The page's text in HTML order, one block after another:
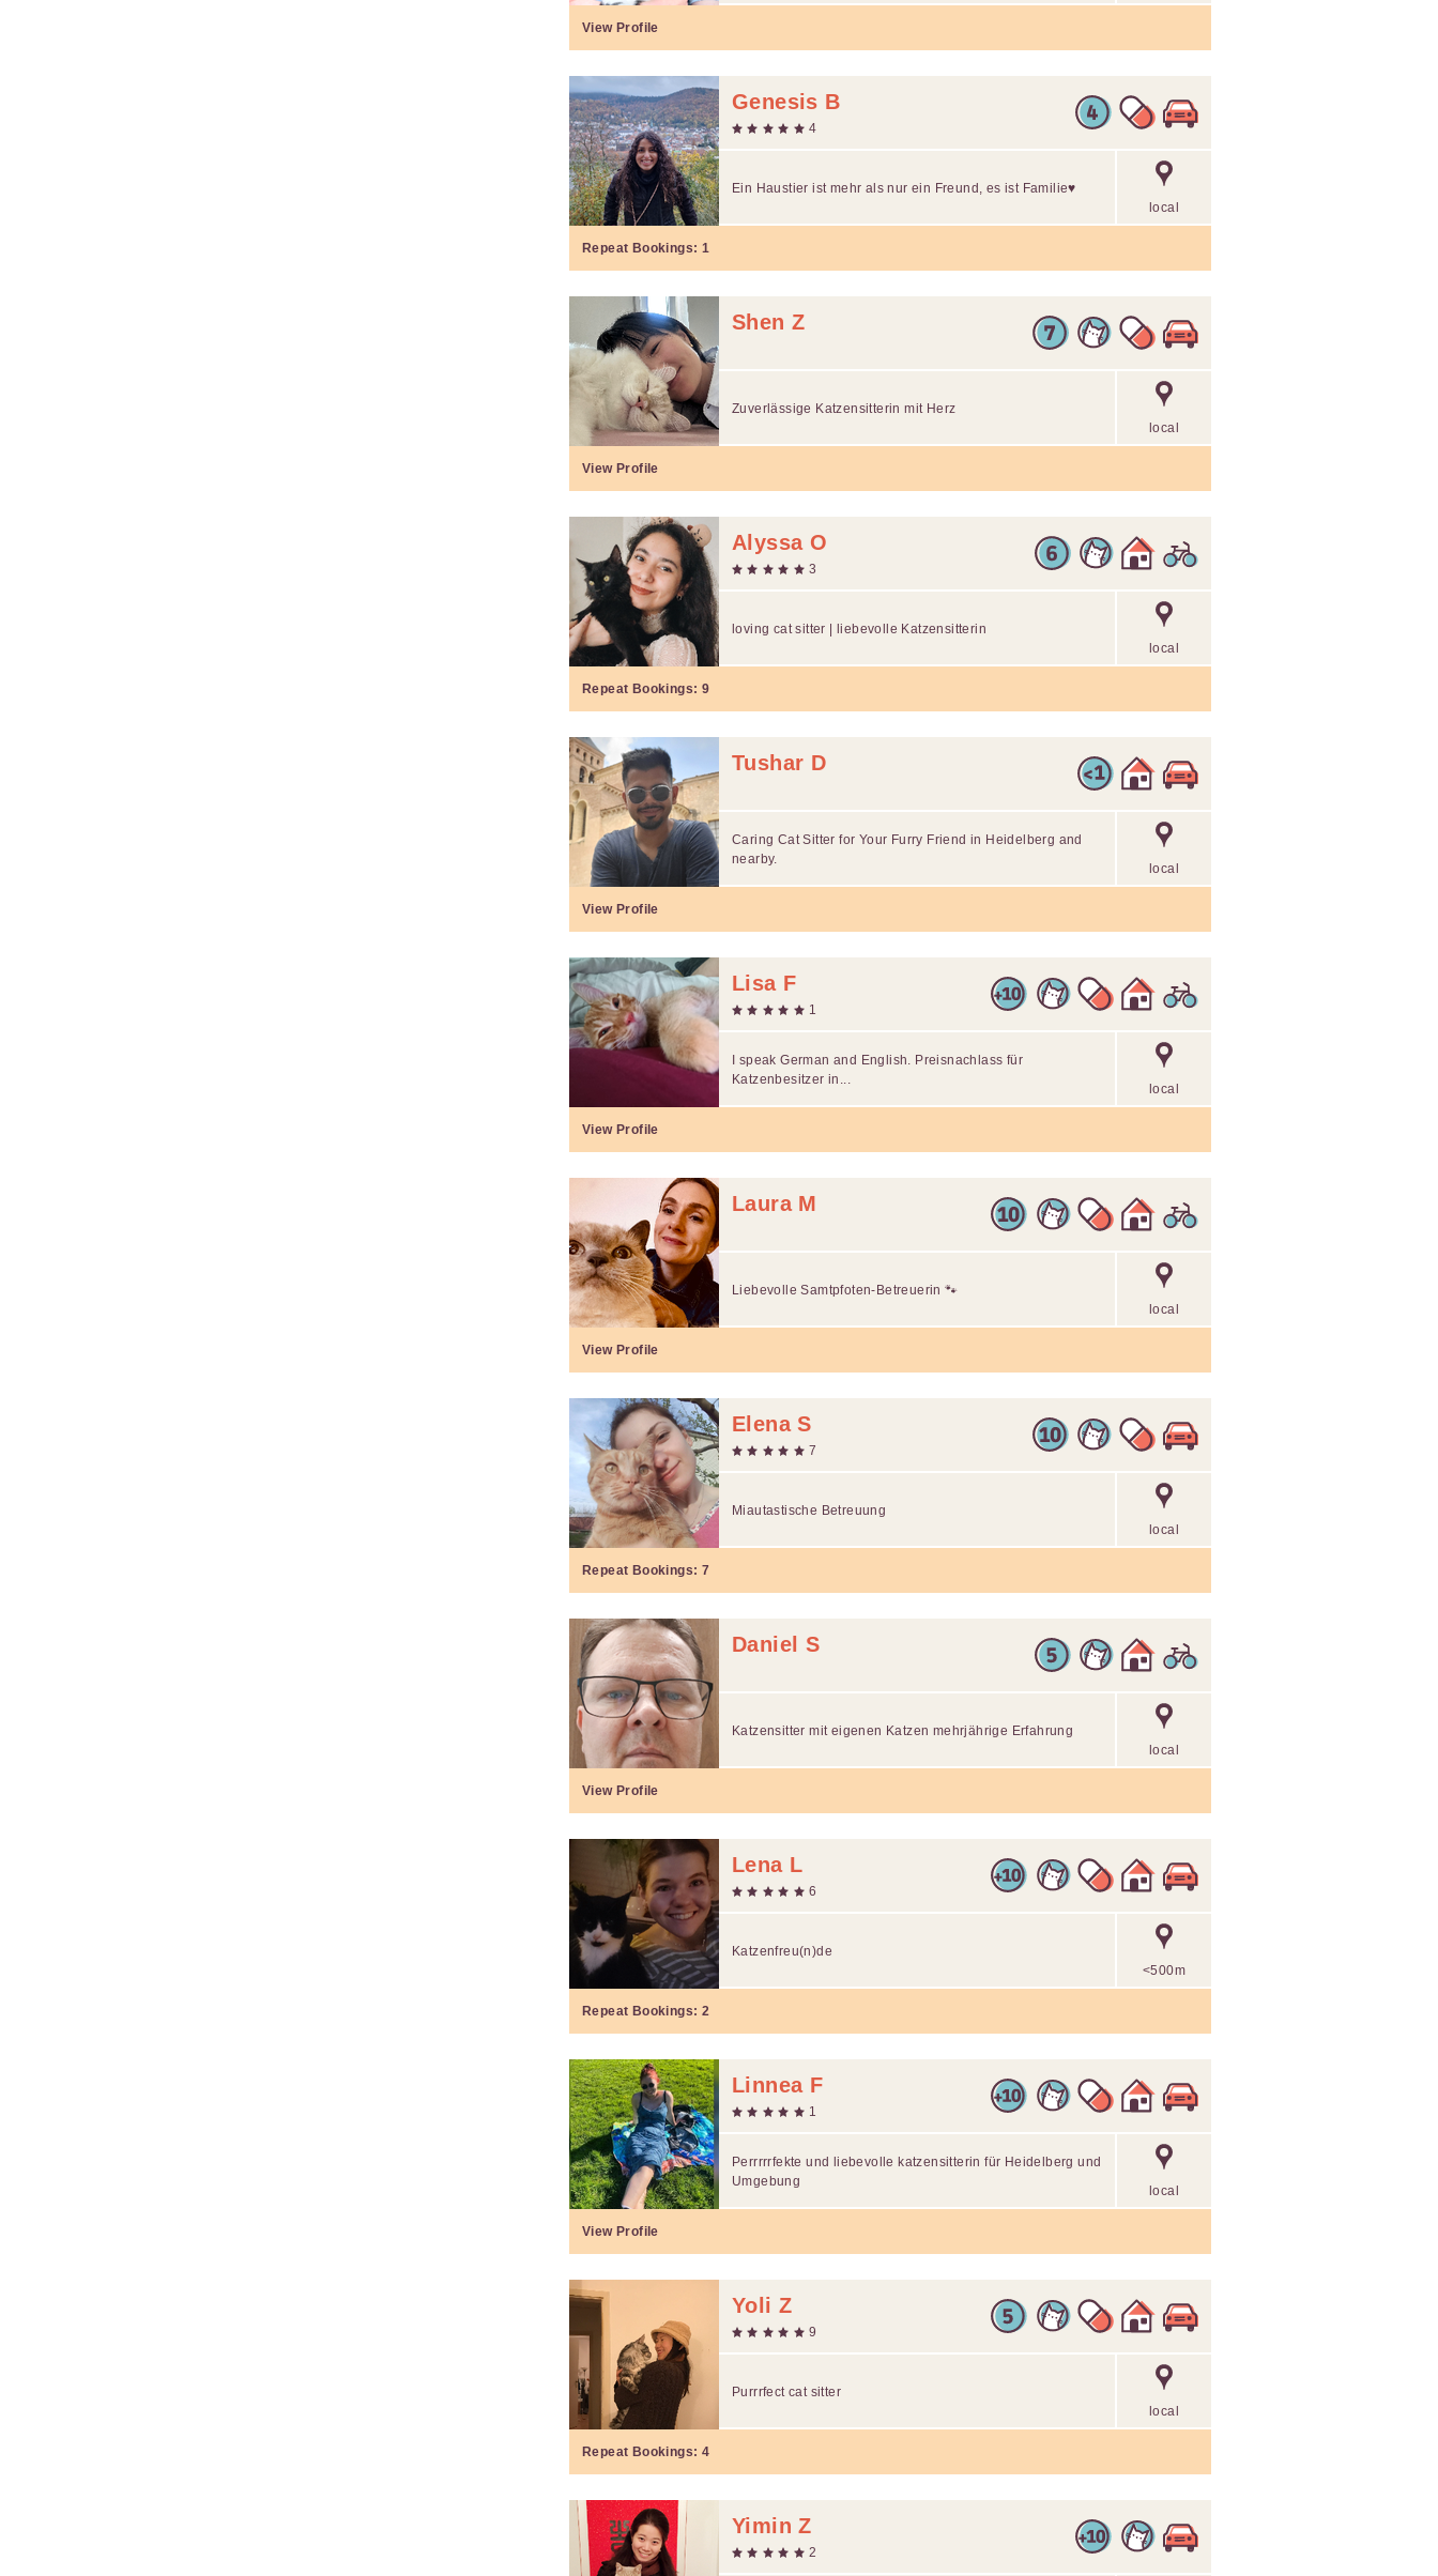
View Profile
Genesis B
4
local
Ein Haustier ist mehr als nur ein Freund, es ist Familie♥️
Repeat Bookings: 1
Shen Z
local
Zuverlässige Katzensitterin mit Herz
View Profile
Alyssa O
3
local
loving cat sitter | liebevolle Katzensitterin
Repeat Bookings: 9
Tushar D
local
Caring Cat Sitter for Your Furry Friend in Heidelberg and
nearby.
View Profile
Lisa F
1
local
I speak German and English. Preisnachlass für
Katzenbesitzer in...
View Profile
Laura M
local
Liebevolle Samtpfoten-Betreuerin 🐾
View Profile
Elena S
7
local
Miautastische Betreuung
Repeat Bookings: 7
Daniel S
local
Katzensitter mit eigenen Katzen mehrjährige Erfahrung
View Profile
Lena L
6
<500m
Katzenfreu(n)de
Repeat Bookings: 2
Linnea F
1
local
Perrrrrfekte und liebevolle katzensitterin für Heidelberg und
Umgebung
View Profile
Yoli Z
9
local
Purrrfect cat sitter
Repeat Bookings: 4
Yimin Z
2